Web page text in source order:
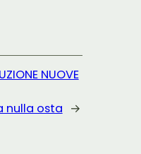
NUOVE
nulla osta →